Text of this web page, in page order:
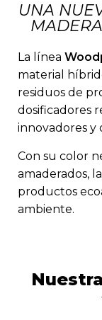
UNA
La línea
material
residuos de
dosificadores
innovadores y
Con su color
amaderados,
productos
ambiente.